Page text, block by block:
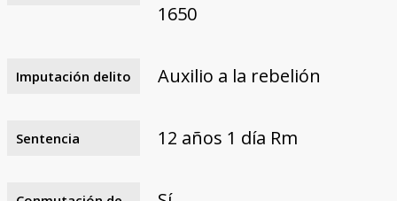
1650
Imputación delito Auxilio a la rebelión
Sentencia 12 años 1 día Rm